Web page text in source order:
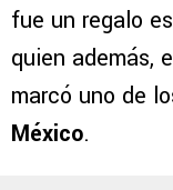
fue un regalo
quien además,
marcó uno de
México.